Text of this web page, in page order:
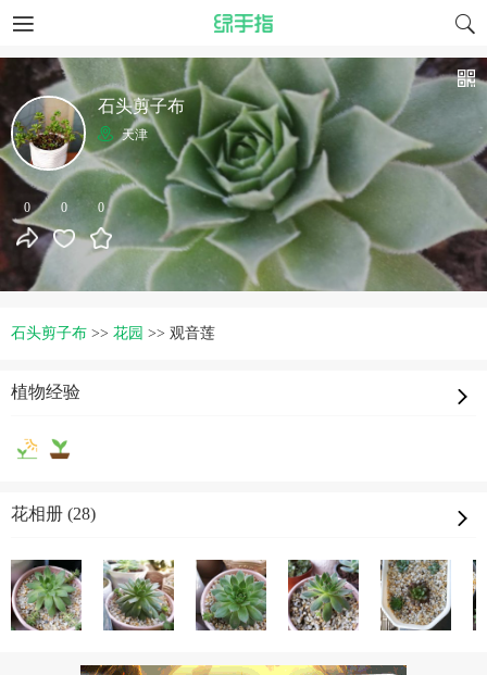
0 0 0
石头剪子布
天津
石头剪子布 >> 花园 >> 观音莲
植物经验
花相册 (28)